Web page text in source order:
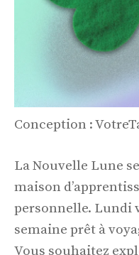
Conception :
La Nouvelle Lune
maison
personnelle. Lundi
semaine prêt à
Vous souhaitez